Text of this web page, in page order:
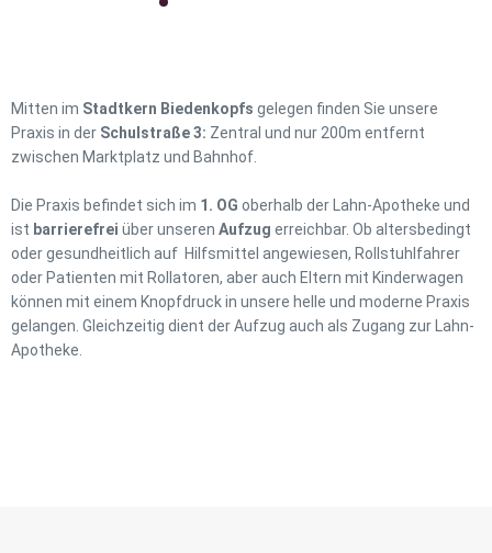
Mitten im Stadtkern Biedenkopfs gelegen finden Sie unsere
Praxis in der Schulstraße 3: Zentral und nur 200m entfernt
zwischen Marktplatz und Bahnhof.
Die Praxis befindet sich im 1. OG oberhalb der Lahn-Apotheke und
ist barrierefrei über unseren Aufzug erreichbar. Ob altersbedingt
oder gesundheitlich auf Hilfsmittel angewiesen, Rollstuhlfahrer
oder Patienten mit Rollatoren, aber auch Eltern mit Kinderwagen
können mit einem Knopfdruck in unsere helle und moderne Praxis
gelangen. Gleichzeitig dient der Aufzug auch als Zugang zur Lahn-
Apotheke.